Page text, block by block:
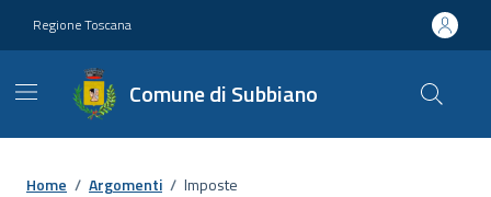
Regione Toscana
Comune di Subbiano
Home / Argomenti / Imposte